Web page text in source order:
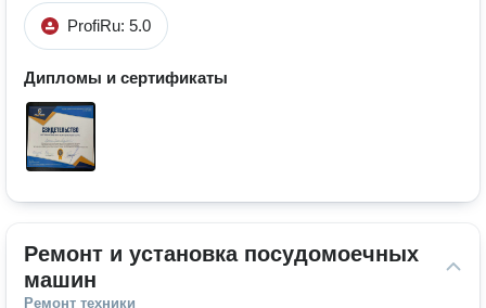
ProfiRu: 5.0
Дипломы и сертификаты
Ремонт и установка посудомоечных
машин
Ремонт техники